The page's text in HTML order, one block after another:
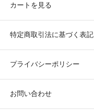
カートを見る
特定商取引法に基づく表記
プライバシーポリシー
お問い合わせ